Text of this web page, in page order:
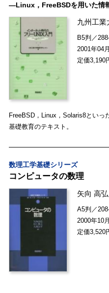
―Linux，FreeBSDを用いた情
九州工業
B5判／
2001年04
定価3,190
FreeBSD，Linux，Solaris8といっ
基礎教育のテキスト。
数理工学基礎シリーズ
コンピュータの数理
矢向 高弘
A5判／
2000年10
定価3,520